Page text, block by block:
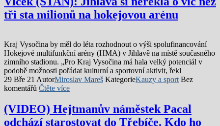
tři sta milionů na hokejovou arénu
Kraj Vysočina by měl do léta rozhodnout o výši spolufinancování
Hokejové multifunkční arény (HMA) v Jihlavě na místě současného
zimního stadionu. „Pro Kraj Vysočina má hala velký potenciál v
podobě možnosti pořádat kulturní a sportovní aktivit, řekl
29 Bře 21 AutorMiroslav Mareš KategorieKauzy a sport Bez
komentářů Čtěte více
(VIDEO) Hejtmanův náměstek Pacal
odchází starostovat do Třebíče. Kdo ho